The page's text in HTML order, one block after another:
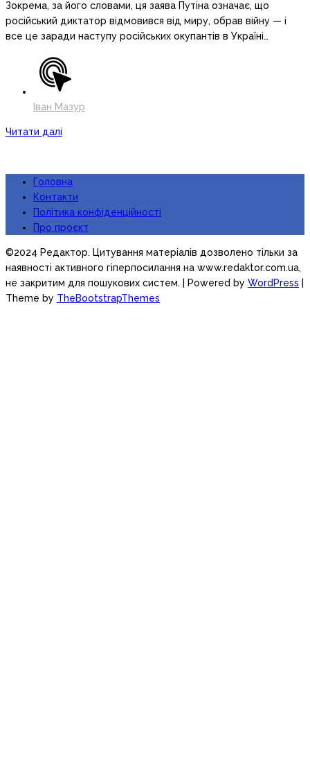
Зокрема, за його словами, ця заява Путіна означає, що
російський диктатор відмовився від миру, обрав війну — і
все це заради наступу російських окупантів в Україні…
Іван Мазур
Читати далі
Головна
Контакти
Політика конфіденційності
Про проєкт
©2024 Редактор. Цитування матеріалів дозволено тільки за
наявності активного гіперпосилання на www.redaktor.com.ua,
не закритим для пошукових систем. | Powered by WordPress
Theme by TheBootstrapThemes